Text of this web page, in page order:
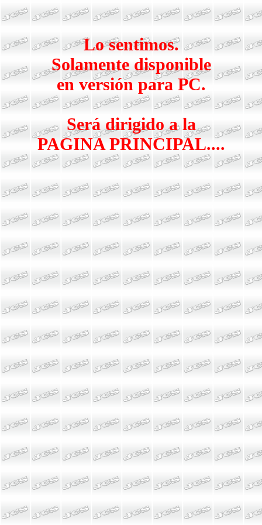
Lo sentimos.
Solamente disponible
en versión para PC.
Será dirigido a la
PAGINA PRINCIPAL....